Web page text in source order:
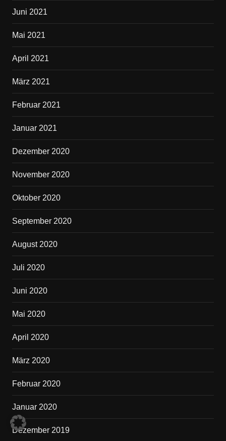
Juni 2021
Mai 2021
April 2021
März 2021
Februar 2021
Januar 2021
Dezember 2020
November 2020
Oktober 2020
September 2020
August 2020
Juli 2020
Juni 2020
Mai 2020
April 2020
März 2020
Februar 2020
Januar 2020
Dezember 2019